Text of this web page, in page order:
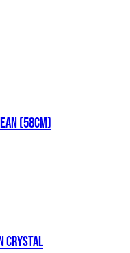
(58cm)
CRYSTAL